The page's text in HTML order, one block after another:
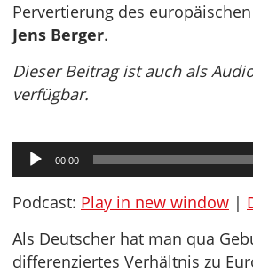
Pervertierung des
Jens Berger.
Dieser Beitrag ist auch als
verfügbar.
Audio-
Player
00:00
Podcast: Play in new window |
Als Deutscher hat man qua
differenziertes Verhältnis zu